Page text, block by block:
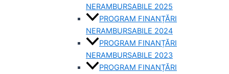
NERAMBURSABILE 2025
PROGRAM FINANȚĂRI
NERAMBURSABILE 2024
PROGRAM FINANȚĂRI
NERAMBURSABILE 2023
PROGRAM FINANȚĂRI